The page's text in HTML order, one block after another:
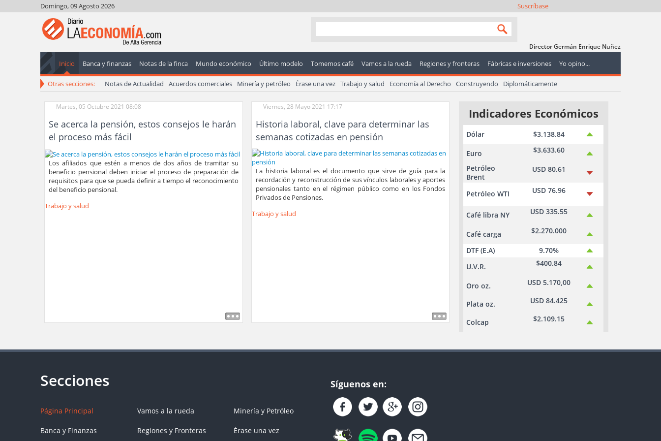
Domingo, 09 Agosto 2026 Suscríbase
Director Germán Enrique Nuñez
Inicio Banca y finanzas Notas de la finca Mundo económico Último modelo Tomemos café Vamos a la rueda Regiones y fronteras Fábricas e inversiones Yo opino...
Otras secciones: Notas de Actualidad Acuerdos comerciales Minería y petróleo Érase una vez Trabajo y salud Economía al Derecho Construyendo Diplomáticamente
Martes, 05 Octubre 2021 08:08
Se acerca la pensión, estos consejos le harán
el proceso más fácil
Los afiliados que estén a menos de dos años de tramitar su
beneficio pensional deben iniciar el proceso de preparación de
requisitos para que se pueda definir a tiempo el reconocimiento
del beneficio pensional.
Trabajo y salud
Viernes, 28 Mayo 2021 17:17
Historia laboral, clave para determinar las
semanas cotizadas en pensión
La historia laboral es el documento que sirve de guía para la
recordación y reconstrucción de sus vínculos laborales y aportes
pensionales tanto en el régimen público como en los Fondos
Privados de Pensiones.
Trabajo y salud
Indicadores Económicos
Dólar $3.138.84
Euro
$3.633.60
Petróleo
Brent
USD 80.61
Petróleo WTI USD 76.96
Café libra NY USD 335.55
Café carga $2.270.000
DTF (E.A)
9.70%
U.V.R.
$400.84
Oro oz. USD 5.170,00
Plata oz. USD 84.425
Colcap $2.109.15
Página Principal
Banca y Finanzas
Vamos a la rueda
Regiones y Fronteras
Minería y Petróleo
Érase una vez
Síguenos en: